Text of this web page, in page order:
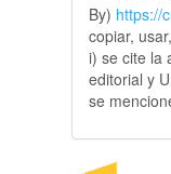
By) https://
copiar,
i) se cite la
editorial y
se